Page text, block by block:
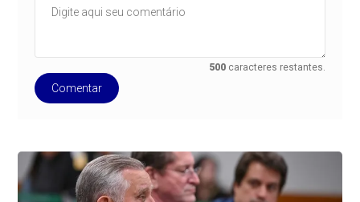
500 caracteres restantes.
Comentar